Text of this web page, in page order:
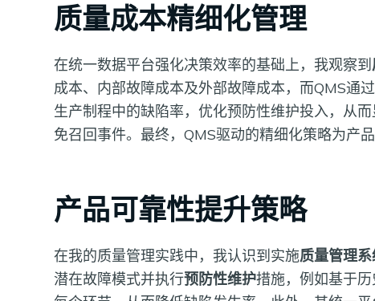
质量成本精细化管理
在统一数据平台强化决策效率的基础上，我观察到
成本、内部故障成本及外部故障成本，而QMS通
生产制程中的缺陷率，优化预防性维护投入，从
免召回事件。最终，QMS驱动的精细化策略为产
产品可靠性提升策略
在我的质量管理实践中，我认识到实施质量管理
潜在故障模式并执行预防性维护措施，例如基于